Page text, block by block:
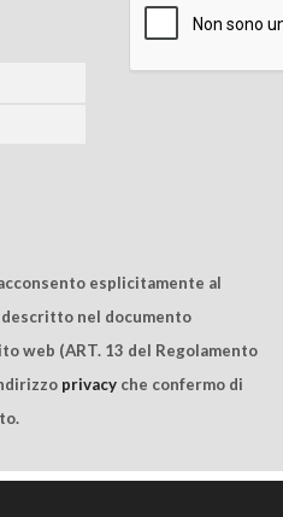
esplicitamente al
nel documento
web (ART. 13 del Regolamento
privacy che confermo di